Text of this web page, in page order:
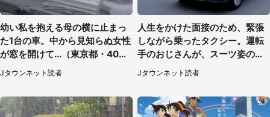
幼い私を抱える母の横に止まっ
た1台の車。中から見知らぬ女性
が窓を開けて...（東京都・40代
Jタウンネット読者
人生をかけた面接のため、緊張
しながら乗ったタクシー。運転
手のおじさんが、スーツ姿の私
を見て...（福岡県・30代女性）
Jタウンネット読者